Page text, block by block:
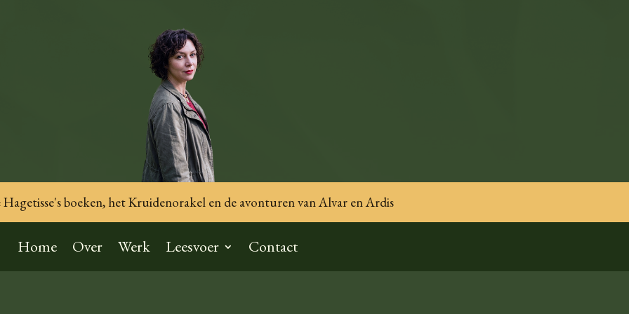
boeken, het Kruidenorakel en de avonturen van Alvar en Ardis
Home Over Werk Leesvoer Contact